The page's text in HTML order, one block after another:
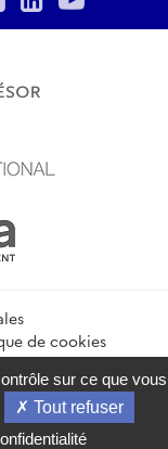
de cookies
RSS
info.gouv.fr
sur ce que vous
Tout refuser